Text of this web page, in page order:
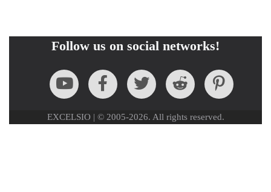
Follow us on social networks!
EXCELSIO | © 2005-2026. All rights reserved.